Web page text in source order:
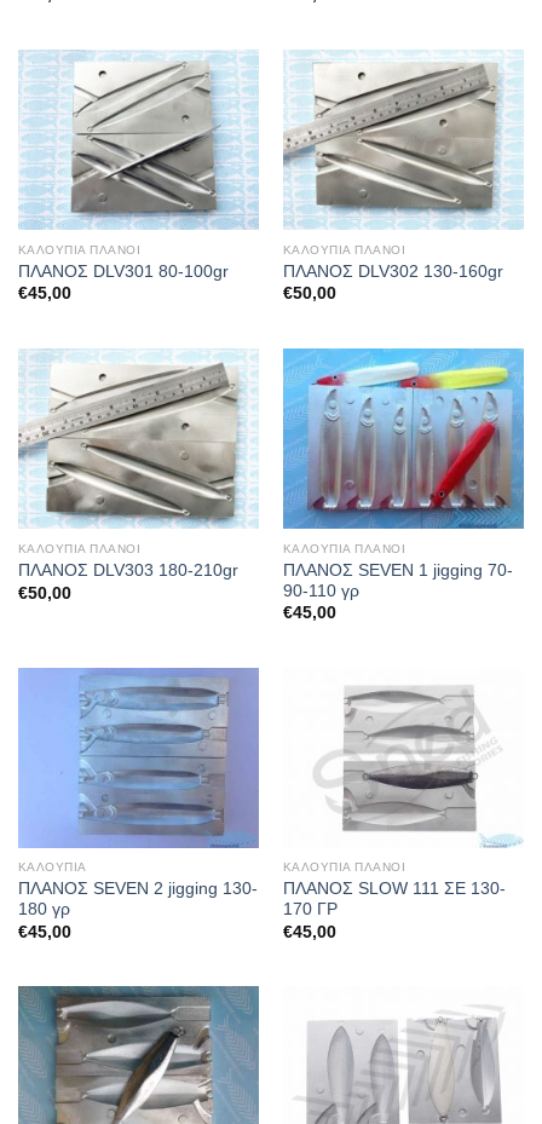
ΚΑΛΟΥΠΙΑ ΠΛΑΝΟΙ
ΠΛΑΝΟΣ DLV301 80-100gr
€45,00
ΚΑΛΟΥΠΙΑ ΠΛΑΝΟΙ
ΠΛΑΝΟΣ DLV302 130-160gr
€50,00
ΚΑΛΟΥΠΙΑ ΠΛΑΝΟΙ
ΠΛΑΝΟΣ DLV303 180-210gr
€50,00
ΚΑΛΟΥΠΙΑ ΠΛΑΝΟΙ
ΠΛΑΝΟΣ SEVEN 1 jigging 70-
90-110 γρ
€45,00
ΚΑΛΟΥΠΙΑ
ΠΛΑΝΟΣ SEVEN 2 jigging 130-
180 γρ
€45,00
ΚΑΛΟΥΠΙΑ ΠΛΑΝΟΙ
ΠΛΑΝΟΣ SLOW 111 ΣΕ 130-
170 ΓΡ
€45,00